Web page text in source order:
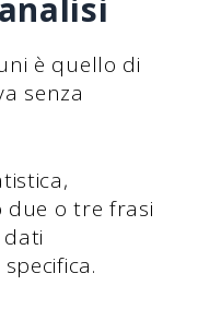
è quello di
senza
due o tre frasi